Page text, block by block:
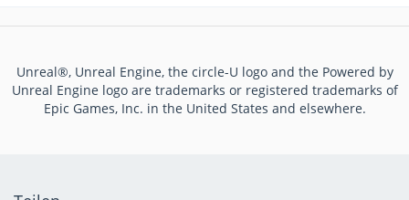
Unreal®, Unreal Engine, the circle-U logo and the Powered by
Unreal Engine logo are trademarks or registered trademarks of
Epic Games, Inc. in the United States and elsewhere.